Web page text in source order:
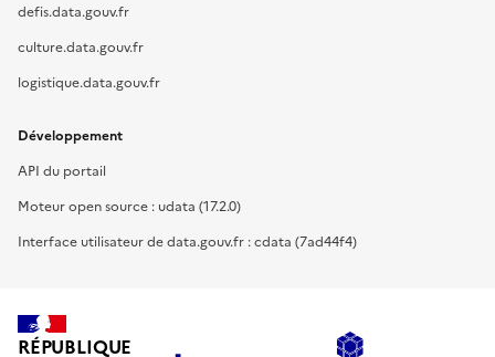
defis.data.gouv.fr
culture.data.gouv.fr
logistique.data.gouv.fr
Développement
API du portail
Moteur open source : udata (17.2.0)
Interface utilisateur de data.gouv.fr : cdata (7ad44f4)
RÉPUBLIQUE